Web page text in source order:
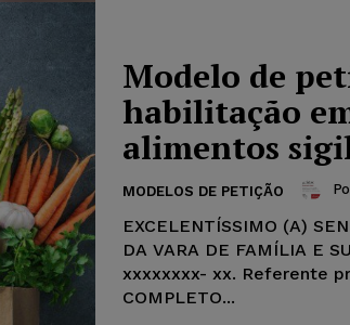
Modelo de
habilitação
alimentos
MODELOS DE PETIÇÃO
EXCELENTÍSSIMO (A)
DA VARA DE FAMÍLIA E
xxxxxxxx- xx. Referente
COMPLETO...